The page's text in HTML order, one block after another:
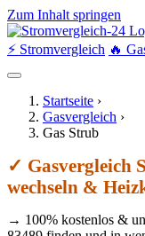
Zum Inhalt springen
⚡ Stromvergleich 🔥
Startseite ›
Gasvergleich ›
Gas Strub
✓ Gasvergleich
wechseln &
→ 100% kostenlos &